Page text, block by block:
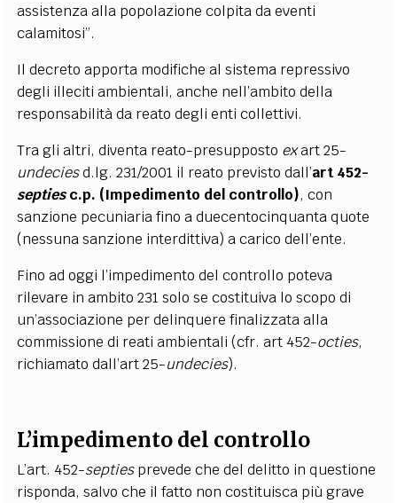
assistenza alla popolazione colpita da eventi
calamitosi”.
Il decreto apporta modifiche al sistema repressivo
degli illeciti ambientali, anche nell’ambito della
responsabilità da reato degli enti collettivi.
Tra gli altri, diventa reato-presupposto exart 25-
undeciesd.lg. 231/2001 il reato previsto dall’art 452-
septiesc.p. (Impedimento del controllo), con
sanzione pecuniaria fino a duecentocinquanta quote
(nessuna sanzione interdittiva) a carico dell’ente.
Fino ad oggi l’impedimento del controllo poteva
rilevare in ambito 231 solo se costituiva lo scopo di
un’associazione per delinquere finalizzata alla
commissione di reati ambientali (cfr. art 452-octies,
richiamato dall’art 25-undecies).
L’impedimento del controllo
L’art. 452-septiesprevede che del delitto in questione
risponda, salvo che il fatto non costituisca più grave